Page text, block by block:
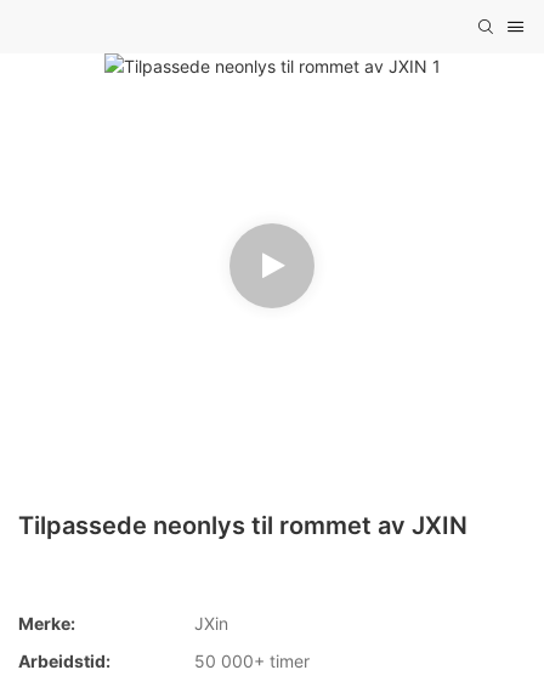
Tilpassede neonlys til rommet av JXIN
Merke:
JXin
Arbeidstid:
50 000+ timer